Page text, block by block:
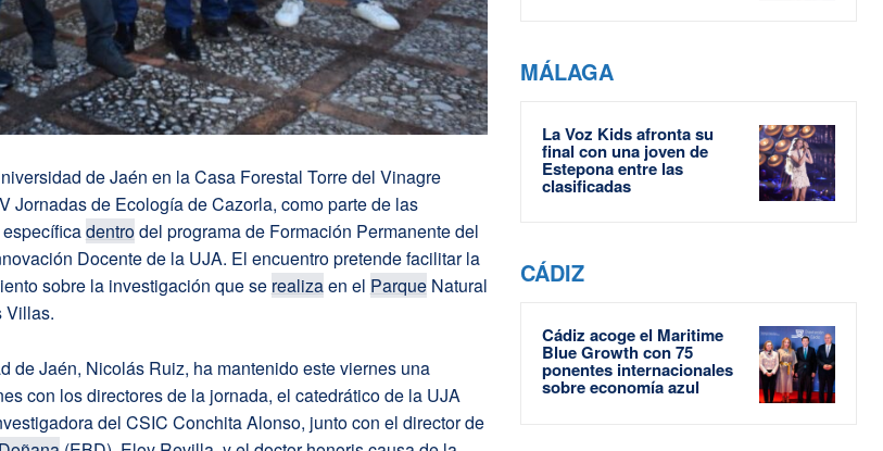
de Jaén en la Casa Forestal Torre del Vinagre
Jornadas de Ecología de Cazorla, como parte de las
dentrodel programa de Formación Permanente del
Docente de la UJA. El encuentro pretende facilitar la
sobre la investigación que se realizaen el ParqueNatural
Villas.
de Jaén, Nicolás Ruiz, ha mantenido este viernes una
con los directores de la jornada, el catedrático de la UJA
del CSIC Conchita Alonso, junto con el director de
MÁLAGA
La Voz Kids afronta su
final con una joven de
Estepona entre las
clasificadas
CÁDIZ
Cádiz acoge el Maritime
Blue Growth con 75
ponentes internacionales
sobre economía azul